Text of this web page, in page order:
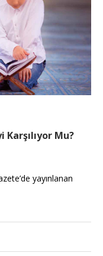
Karşılıyor Mu?
yayınlanan